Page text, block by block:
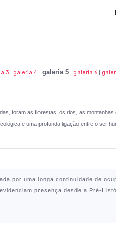
3 | galeria 4 | galeria 5 | galeria 6 |
foram as florestas, os rios, as
e uma profunda ligação entre o ser
por uma longa continuidade de
presença desde a Pré-